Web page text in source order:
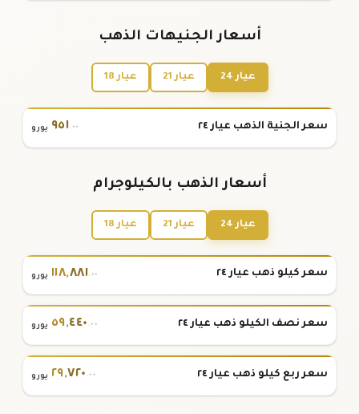
أسعار الجنيهات الذهب
عيار 24 عيار 21 عيار 18
سعر الجنية الذهب عيار ٢٤ ٩٥١.٠٠ يورو
أسعار الذهب بالكيلوجرام
عيار 24 عيار 21 عيار 18
سعر كيلو ذهب عيار ٢٤ ١١٨,٨٨١.٠٠ يورو
سعر نصف الكيلو ذهب عيار ٢٤ ٥٩,٤٤٠ .٠٠ يورو
سعر ربع كيلو ذهب عيار ٢٤ ٢٩,٧٢٠ .٠٠ يورو